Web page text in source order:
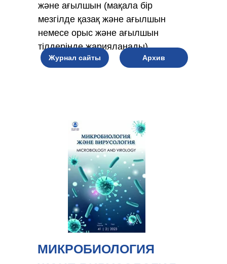
және ағылшын (мақала бір
мезгілде қазақ және ағылшын
немесе орыс және ағылшын
тілдерінде жарияланады)
Журнал сайты Архив
МИКРОБИОЛОГИЯ